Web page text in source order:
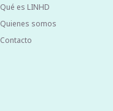
Qué es LINHD
Quienes somos
Contacto